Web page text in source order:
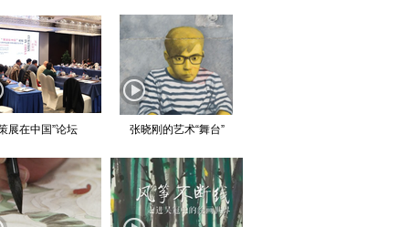
展在中国”论坛 张晓刚的艺术“舞台”